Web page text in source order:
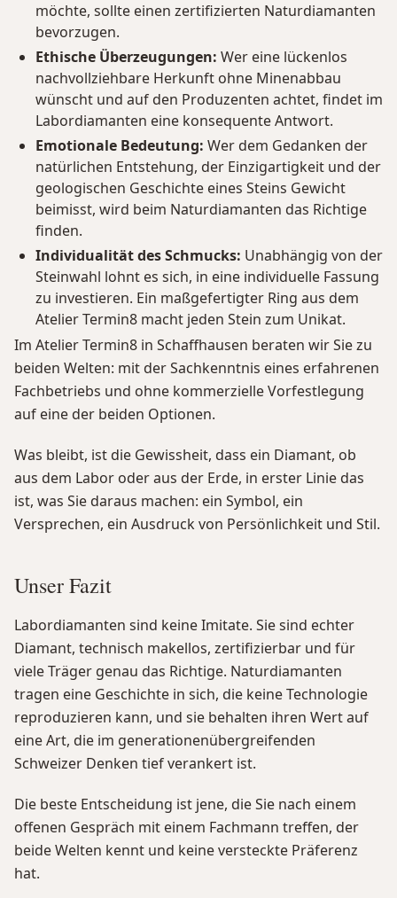
möchte, sollte einen zertifizierten Naturdiamanten
bevorzugen.
Ethische Überzeugungen: Wer eine lückenlos
nachvollziehbare Herkunft ohne Minenabbau
wünscht und auf den Produzenten achtet, findet im
Labordiamanten eine konsequente Antwort.
Emotionale Bedeutung: Wer dem Gedanken der
natürlichen Entstehung, der Einzigartigkeit und der
geologischen Geschichte eines Steins Gewicht
beimisst, wird beim Naturdiamanten das Richtige
finden.
Individualität des Schmucks: Unabhängig von der
Steinwahl lohnt es sich, in eine individuelle Fassung
zu investieren. Ein maßgefertigter Ring aus dem
Atelier Termin8 macht jeden Stein zum Unikat.
Im Atelier Termin8 in Schaffhausen beraten wir Sie zu
beiden Welten: mit der Sachkenntnis eines erfahrenen
Fachbetriebs und ohne kommerzielle Vorfestlegung
auf eine der beiden Optionen.
Was bleibt, ist die Gewissheit, dass ein Diamant, ob
aus dem Labor oder aus der Erde, in erster Linie das
ist, was Sie daraus machen: ein Symbol, ein
Versprechen, ein Ausdruck von Persönlichkeit und Stil.
Unser Fazit
Labordiamanten sind keine Imitate. Sie sind echter
Diamant, technisch makellos, zertifizierbar und für
viele Träger genau das Richtige. Naturdiamanten
tragen eine Geschichte in sich, die keine Technologie
reproduzieren kann, und sie behalten ihren Wert auf
eine Art, die im generationenübergreifenden
Schweizer Denken tief verankert ist.
Die beste Entscheidung ist jene, die Sie nach einem
offenen Gespräch mit einem Fachmann treffen, der
beide Welten kennt und keine versteckte Präferenz
hat.